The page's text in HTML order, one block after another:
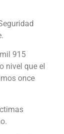
915
nivel que el
once